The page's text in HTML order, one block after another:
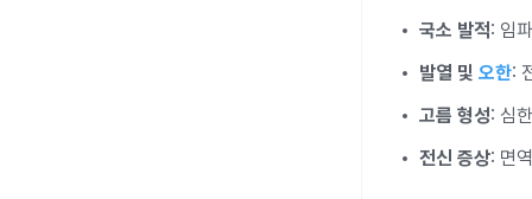
국소 발적: 임
발열 및 오한:
고름 형성: 심
전신 증상: 면